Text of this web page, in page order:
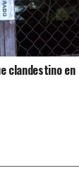
clandestino en